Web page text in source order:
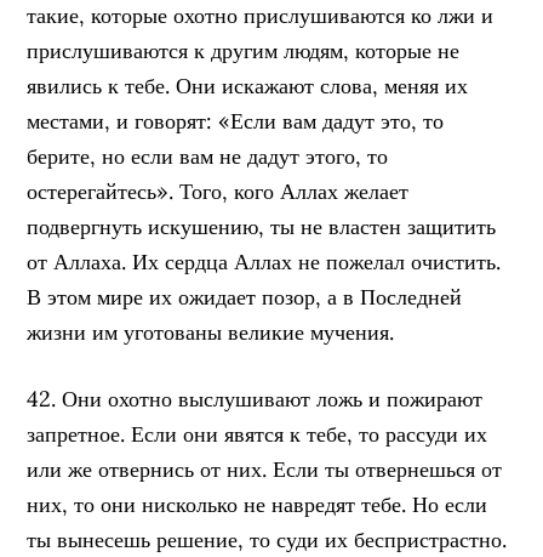
такие, которые охотно прислушиваются ко лжи и
прислушиваются к другим людям, которые не
явились к тебе. Они искажают слова, меняя их
местами, и говорят: «Если вам дадут это, то
берите, но если вам не дадут этого, то
остерегайтесь». Того, кого Аллах желает
подвергнуть искушению, ты не властен защитить
от Аллаха. Их сердца Аллах не пожелал очистить.
В этом мире их ожидает позор, а в Последней
жизни им уготованы великие мучения.
42. Они охотно выслушивают ложь и пожирают
запретное. Если они явятся к тебе, то рассуди их
или же отвернись от них. Если ты отвернешься от
них, то они нисколько не навредят тебе. Но если
ты вынесешь решение, то суди их беспристрастно.